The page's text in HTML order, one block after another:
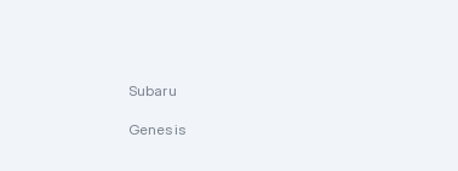
Subaru
Genesis